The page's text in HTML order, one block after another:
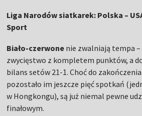
Liga Narodów siatkarek: Polska –
Sport
Biało-czerwone nie zwalniają tempa
zwycięstwo z kompletem punktów, a
bilans setów 21-1. Choć do
pozostało im jeszcze pięć spotkań
w Hongkongu), są już niemal pewne
finałowym.